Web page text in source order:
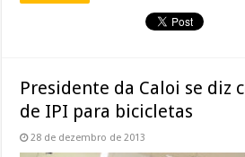
Presidente da Caloi se diz
de IPI para bicicletas
28 de dezembro de 2013